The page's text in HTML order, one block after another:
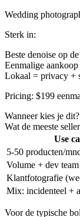
Wedding
Sterk in:
Beste denoise op
Eenmalige
Lokaal = privacy +
Pricing: $199
Wanneer kies je dit?
Wat de meeste
Use
5-50 producten/
Volume + dev team
Klantfotografie
Mix: incidenteel +
Voor de typische